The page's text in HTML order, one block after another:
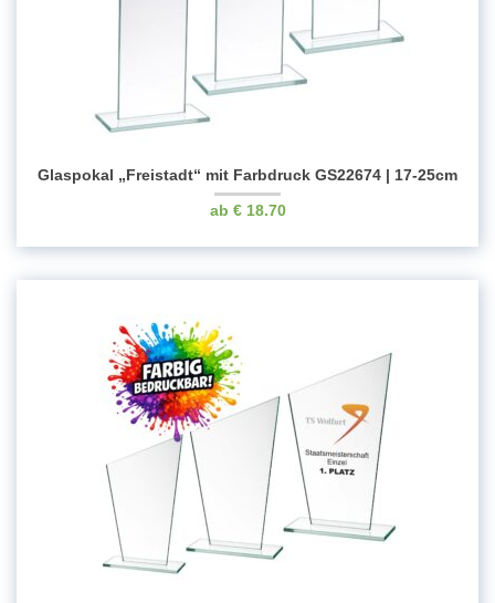
Glaspokal „Freistadt“ mit Farbdruck GS22674 | 17-25cm
€18.70